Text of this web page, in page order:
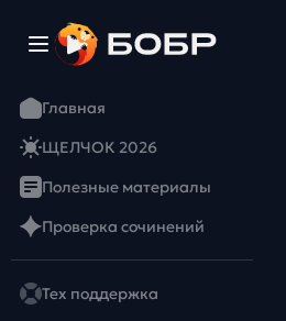
Главная
ЩЕЛЧОК 2026
Полезные материалы
Проверка сочинений
Тех поддержка